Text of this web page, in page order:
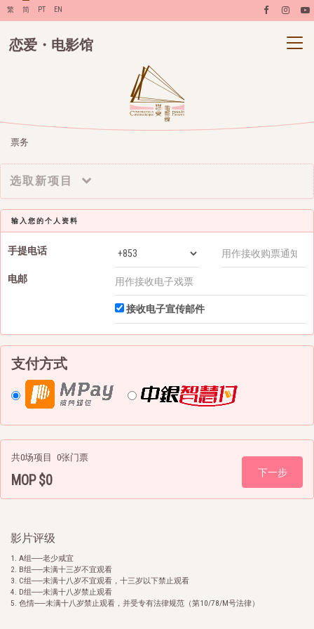
繁 简 PT EN
恋爱・电影馆
票务
选取新项目
输入您的个人资料
手提电话
电邮
接收电子宣传邮件
支付方式
共0场项目 0张门票
MOP $0
票价总值
影片评级
A组──老少咸宜
B组──未满十三岁不宜观看
C组──未满十八岁不宜观看，十三岁以下禁止观看
D组──未满十八岁禁止观看
色情──未满十八岁禁止观看，并受专有法律规范（第10/78/M号法律）